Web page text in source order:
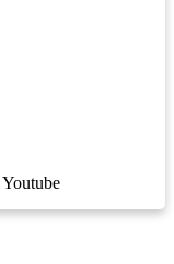
Youtube